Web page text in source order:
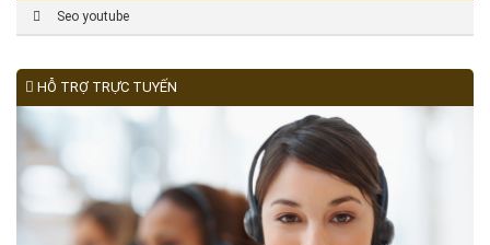
Seo youtube
HỖ TRỢ TRỰC TUYẾN